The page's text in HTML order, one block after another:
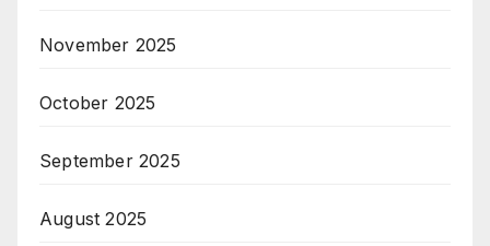
November 2025
October 2025
September 2025
August 2025